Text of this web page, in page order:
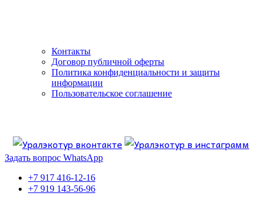
Контакты
Договор публичной оферты
Политика конфиденциальности и защиты
информации
Пользовательское соглашение
Знайте об этом.
Задать вопрос WhatsApp
+7 917 416-12-16
+7 919 143-56-96